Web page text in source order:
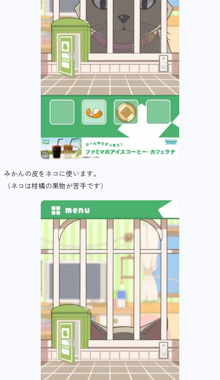
みかんの皮をネコに使います。
（ネコは柑橘の果物が苦手です）